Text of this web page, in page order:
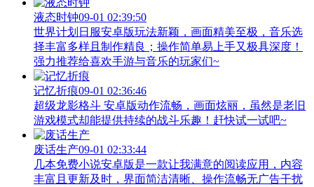
液态时钟09-01 02:39:50
世界计划日服安卓版玩法新颖，画面精美至极，音乐选
择丰富多样且制作精良；操作简单易上手又极具深度！
强力推荐给喜欢手游与音乐的玩家们~
记忆折痕09-01 02:36:46
超级龙影格斗 安卓版动作流畅，画面炫丽，虽然是老旧
游戏模式却能提供持续的战斗乐趣！赶快试一试吧~
废话生产09-01 02:33:44
几本免费小说安卓版是一款让我满意的阅读应用，内容
丰富且更新及时，界面简洁清晰、操作流畅无广告干扰